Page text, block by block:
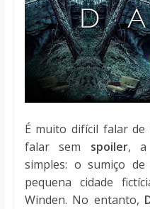
É muito difícil falar de
falar sem spoiler, a
simples: o sumiço
pequena cidade
Winden. No entanto,